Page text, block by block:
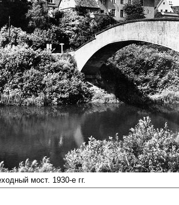
мост. 1930-е гг.